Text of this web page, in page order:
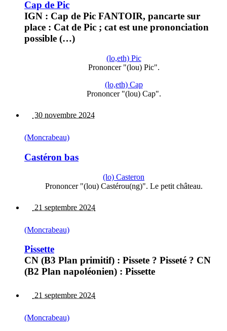
Cap de Pic
IGN : Cap de Pic FANTOIR, pancarte sur
place : Cat de Pic ; cat est une prononciation
possible (…)
(lo,eth) Pic
Prononcer "(lou) Pic".
(lo,eth) Cap
Prononcer "(lou) Cap".
30 novembre 2024
(Moncrabeau)
Castéron bas
(lo) Casteron
Prononcer "(lou) Castérou(ng)". Le petit château.
21 septembre 2024
(Moncrabeau)
Pissette
CN (B3 Plan primitif) : Pissete ? Pisseté ? CN
(B2 Plan napoléonien) : Pissette
21 septembre 2024
(Moncrabeau)